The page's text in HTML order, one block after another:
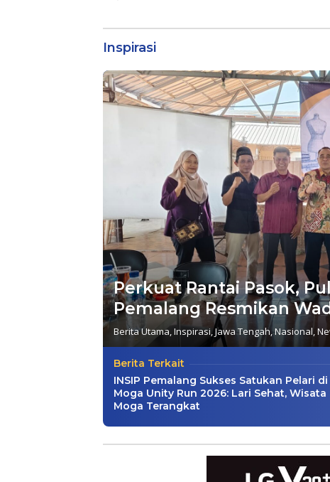
Inspirasi
Perkuat Rantai Pasok,
Pemalang Resmikan
Berita Utama,Inspirasi,Jawa Tengah,Nasional,
Berita Terkait
INSIP Pemalang Sukses Satukan Pelari di
Moga Unity Run 2026: Lari Sehat, Wisata
Moga Terangkat